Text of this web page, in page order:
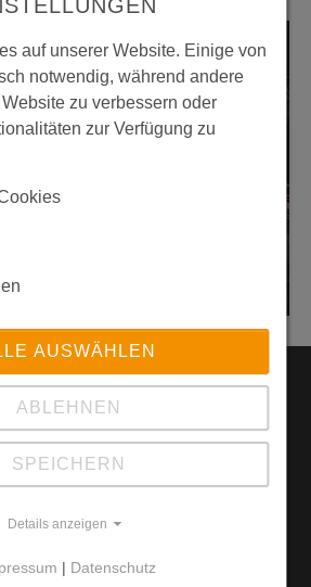
GmbH
2
0
auf unserer Website. Einige von
notwendig, während andere
zu verbessern oder
zur Verfügung zu
AUSWÄHLEN
ABLEHNEN
SPEICHERN
Details anzeigen
| Datenschutz